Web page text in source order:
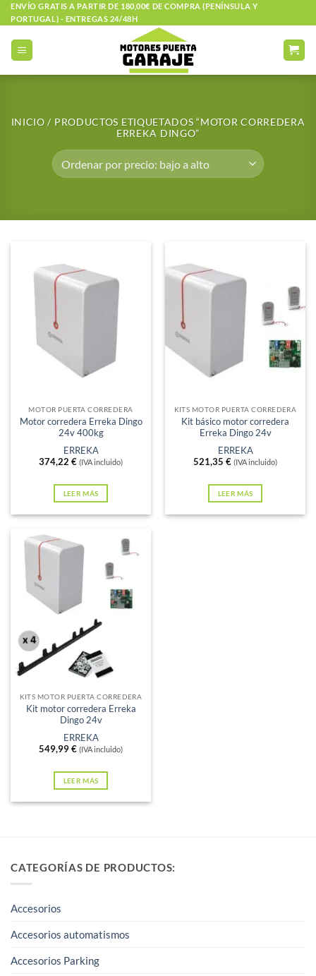
Saltar
al
contenido
ENVÍO GRATIS A PARTIR DE 180,00€ DE COMPRA (PENÍNSULA Y
PORTUGAL) - ENTREGAS 24/48H
INICIO / PRODUCTOS ETIQUETADOS “MOTOR CORREDERA
ERREKA DINGO”
MOTOR PUERTA CORREDERA
Motor corredera Erreka Dingo
24v 400kg
ERREKA
374,22 € (IVA incluido)
LEER MÁS
KITS MOTOR PUERTA CORREDERA
Kit básico motor corredera
Erreka Dingo 24v
ERREKA
521,35 € (IVA incluido)
LEER MÁS
Sin existencias
KITS MOTOR PUERTA CORREDERA
Kit motor corredera Erreka
Dingo 24v
ERREKA
549,99€ (IVA incluido)
LEER MÁS
CATEGORÍAS DE PRODUCTOS:
Accesorios
Accesorios automatismos
Accesorios Parking